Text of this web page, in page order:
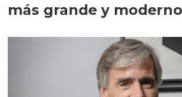
más grande y moderno